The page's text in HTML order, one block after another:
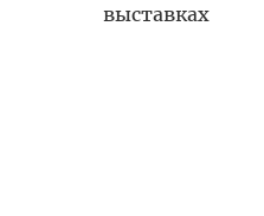
выставках